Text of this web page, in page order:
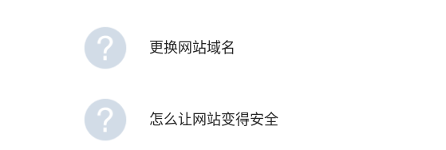
更换网站域名
怎么让网站变得安全